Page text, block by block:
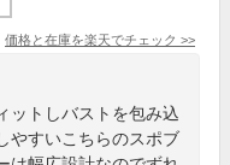
価格と在庫を楽天でチェック >>
ットしバストを包み込
やすいこちらのスポブ